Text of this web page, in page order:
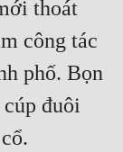
thoát
công tác
phố. Bọn
cúp đuôi